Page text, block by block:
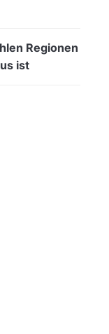
Regionen
ist